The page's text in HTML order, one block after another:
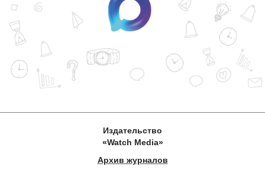
Издательство
«Watch Media»
Архив журналов